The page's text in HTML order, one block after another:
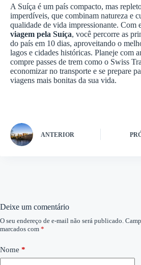
A Suíça é um país compacto, mas
imperdíveis, que combinam natureza e
qualidade de vida impressionante. Com
viagem pela Suíça, você percorre as
do país em 10 dias, aproveitando o
lagos e cidades históricas. Planeje com
compre passes de trem como o Swiss
economizar no transporte e se prepare
viagens mais bonitas da sua vida.
ANTERIOR
Deixe um comentário
O seu endereço de e-mail não será publicado.
marcados com *
Nome *